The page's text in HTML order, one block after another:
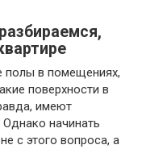
полы в помещениях,
поверхности в
имеют
начинать
с этого вопроса, а